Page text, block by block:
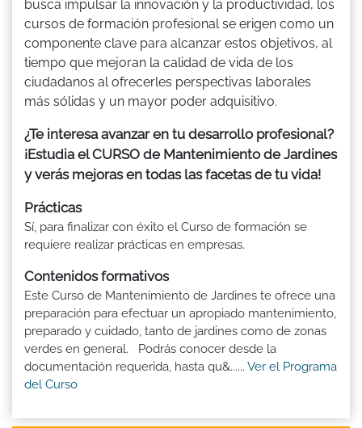
busca impulsar la innovación y la productividad, los
cursos de formación profesional se erigen como un
componente clave para alcanzar estos objetivos, al
tiempo que mejoran la calidad de vida de los
ciudadanos al ofrecerles perspectivas laborales
más sólidas y un mayor poder adquisitivo.
¿Te interesa avanzar en tu desarrollo profesional?
¡Estudia el CURSO de Mantenimiento de Jardines
y verás mejoras en todas las facetas de tu vida!
Prácticas
Sí, para finalizar con éxito el Curso de formación se
requiere realizar prácticas en empresas.
Contenidos formativos
Este Curso de Mantenimiento de Jardines te ofrece una
preparación para efectuar un apropiado mantenimiento,
preparado y cuidado, tanto de jardines como de zonas
verdes en general. Podrás conocer desde la
documentación requerida, hasta qu&...... Ver el Programa
del Curso